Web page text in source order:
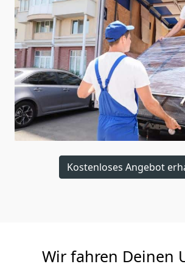
Kostenloses Angebot
Wir fahren Deinen